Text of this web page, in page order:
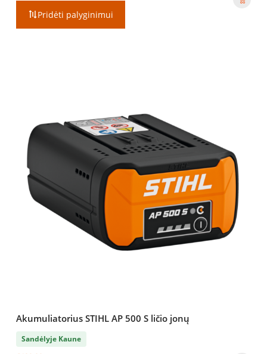
Pridėti palyginimui
Akumuliatorius STIHL AP 500 S ličio jonų
Sandėlyje Kaune